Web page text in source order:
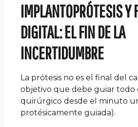
IMPLANTOPRÓTESIS Y
DIGITAL: EL FIN DE LA
INCERTIDUMBRE
La prótesis no es el final del
objetivo que debe guiar todo
quirúrgico desde el minuto
protésicamente guiada).